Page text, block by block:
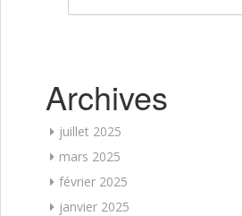
Archives
juillet 2025
mars 2025
février 2025
janvier 2025